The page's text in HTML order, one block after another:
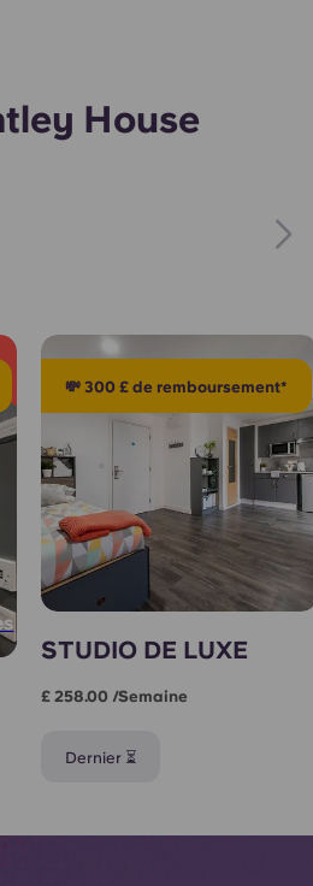
House
💸 300 £ de remboursement*
STUDIO DE LUXE
£ 258.00 /semaine
Dernier ⏳